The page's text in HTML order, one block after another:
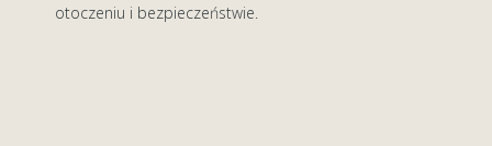
otoczeniu i bezpieczeństwie.